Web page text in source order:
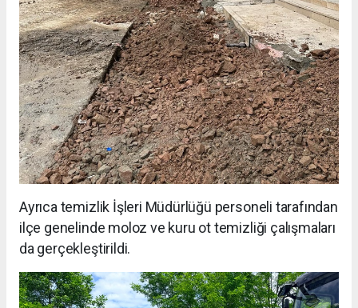
Ayrıca temizlik İşleri Müdürlüğü personeli tarafından
ilçe genelinde moloz ve kuru ot temizliği çalışmaları
da gerçekleştirildi.